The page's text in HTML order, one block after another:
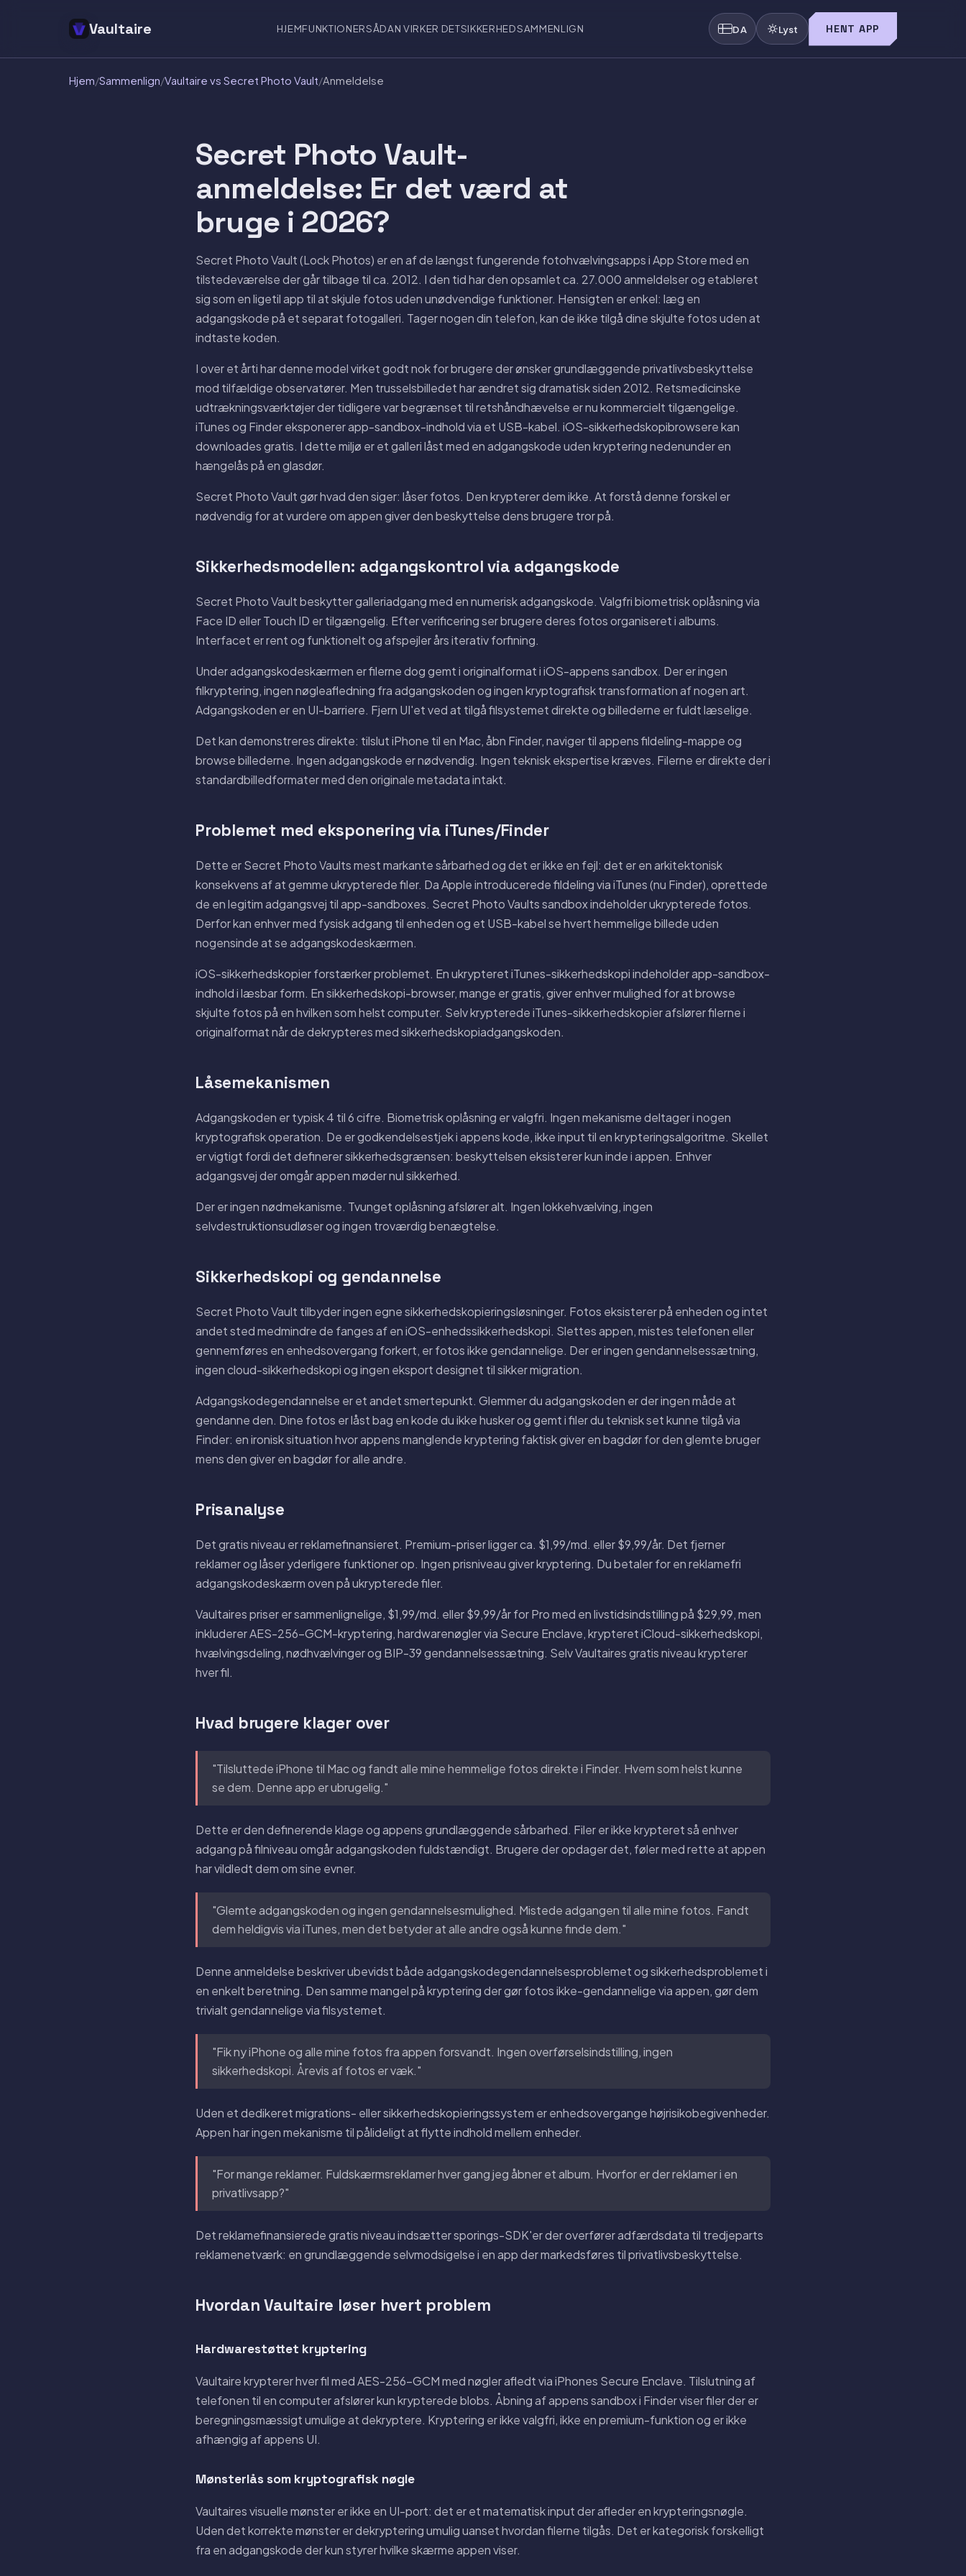
Vaultaire HJEMFUNKTIONERSÅDAN VIRKER DETSIKKERHEDSAMMENLIGN DA Lyst HENT APP
Hjem/Sammenlign/Vaultaire vs Secret Photo Vault/Anmeldelse
Secret Photo Vault-
anmeldelse: Er det værd at
bruge i 2026?
Secret Photo Vault (Lock Photos) er en af de længst fungerende fotohvælvingsapps i App Store med en
tilstedeværelse der går tilbage til ca. 2012. I den tid har den opsamlet ca. 27.000 anmeldelser og etableret
sig som en ligetil app til at skjule fotos uden unødvendige funktioner. Hensigten er enkel: læg en
adgangskode på et separat fotogalleri. Tager nogen din telefon, kan de ikke tilgå dine skjulte fotos uden at
indtaste koden.
I over et årti har denne model virket godt nok for brugere der ønsker grundlæggende privatlivsbeskyttelse
mod tilfældige observatører. Men trusselsbilledet har ændret sig dramatisk siden 2012. Retsmedicinske
udtrækningsværktøjer der tidligere var begrænset til retshåndhævelse er nu kommercielt tilgængelige.
iTunes og Finder eksponerer app-sandbox-indhold via et USB-kabel. iOS-sikkerhedskopibrowsere kan
downloades gratis. I dette miljø er et galleri låst med en adgangskode uden kryptering nedenunder en
hængelås på en glasdør.
Secret Photo Vault gør hvad den siger: låser fotos. Den krypterer dem ikke. At forstå denne forskel er
nødvendig for at vurdere om appen giver den beskyttelse dens brugere tror på.
Sikkerhedsmodellen: adgangskontrol via adgangskode
Secret Photo Vault beskytter galleriadgang med en numerisk adgangskode. Valgfri biometrisk oplåsning via
Face ID eller Touch ID er tilgængelig. Efter verificering ser brugere deres fotos organiseret i albums.
Interfacet er rent og funktionelt og afspejler års iterativ forfining.
Under adgangskodeskærmen er filerne dog gemt i originalformat i iOS-appens sandbox. Der er ingen
filkryptering, ingen nøgleafledning fra adgangskoden og ingen kryptografisk transformation af nogen art.
Adgangskoden er en UI-barriere. Fjern UI'et ved at tilgå filsystemet direkte og billederne er fuldt læselige.
Det kan demonstreres direkte: tilslut iPhone til en Mac, åbn Finder, naviger til appens fildeling-mappe og
browse billederne. Ingen adgangskode er nødvendig. Ingen teknisk ekspertise kræves. Filerne er direkte der i
standardbilledformater med den originale metadata intakt.
Problemet med eksponering via iTunes/Finder
Dette er Secret Photo Vaults mest markante sårbarhed og det er ikke en fejl: det er en arkitektonisk
konsekvens af at gemme ukrypterede filer. Da Apple introducerede fildeling via iTunes (nu Finder), oprettede
de en legitim adgangsvej til app-sandboxes. Secret Photo Vaults sandbox indeholder ukrypterede fotos.
Derfor kan enhver med fysisk adgang til enheden og et USB-kabel se hvert hemmelige billede uden
nogensinde at se adgangskodeskærmen.
iOS-sikkerhedskopier forstærker problemet. En ukrypteret iTunes-sikkerhedskopi indeholder app-sandbox-
indhold i læsbar form. En sikkerhedskopi-browser, mange er gratis, giver enhver mulighed for at browse
skjulte fotos på en hvilken som helst computer. Selv krypterede iTunes-sikkerhedskopier afslører filerne i
originalformat når de dekrypteres med sikkerhedskopiadgangskoden.
Låsemekanismen
Adgangskoden er typisk 4 til 6 cifre. Biometrisk oplåsning er valgfri. Ingen mekanisme deltager i nogen
kryptografisk operation. De er godkendelsestjek i appens kode, ikke input til en krypteringsalgoritme. Skellet
er vigtigt fordi det definerer sikkerhedsgrænsen: beskyttelsen eksisterer kun inde i appen. Enhver
adgangsvej der omgår appen møder nul sikkerhed.
Der er ingen nødmekanisme. Tvunget oplåsning afslører alt. Ingen lokkehvælving, ingen
selvdestruktionsudløser og ingen troværdig benægtelse.
Sikkerhedskopi og gendannelse
Secret Photo Vault tilbyder ingen egne sikkerhedskopieringsløsninger. Fotos eksisterer på enheden og intet
andet sted medmindre de fanges af en iOS-enhedssikkerhedskopi. Slettes appen, mistes telefonen eller
gennemføres en enhedsovergang forkert, er fotos ikke gendannelige. Der er ingen gendannelsessætning,
ingen cloud-sikkerhedskopi og ingen eksport designet til sikker migration.
Adgangskodegendannelse er et andet smertepunkt. Glemmer du adgangskoden er der ingen måde at
gendanne den. Dine fotos er låst bag en kode du ikke husker og gemt i filer du teknisk set kunne tilgå via
Finder: en ironisk situation hvor appens manglende kryptering faktisk giver en bagdør for den glemte bruger
mens den giver en bagdør for alle andre.
Prisanalyse
Det gratis niveau er reklamefinansieret. Premium-priser ligger ca. $1,99/md. eller $9,99/år. Det fjerner
reklamer og låser yderligere funktioner op. Ingen prisniveau giver kryptering. Du betaler for en reklamefri
adgangskodeskærm oven på ukrypterede filer.
Vaultaires priser er sammenlignelige, $1,99/md. eller $9,99/år for Pro med en livstidsindstilling på $29,99, men
inkluderer AES-256-GCM-kryptering, hardwarenøgler via Secure Enclave, krypteret iCloud-sikkerhedskopi,
hvælvingsdeling, nødhvælvinger og BIP-39 gendannelsessætning. Selv Vaultaires gratis niveau krypterer
hver fil.
Hvad brugere klager over
"Tilsluttede iPhone til Mac og fandt alle mine hemmelige fotos direkte i Finder. Hvem som helst kunne
se dem. Denne app er ubrugelig."
Dette er den definerende klage og appens grundlæggende sårbarhed. Filer er ikke krypteret så enhver
adgang på filniveau omgår adgangskoden fuldstændigt. Brugere der opdager det, føler med rette at appen
har vildledt dem om sine evner.
"Glemte adgangskoden og ingen gendannelsesmulighed. Mistede adgangen til alle mine fotos. Fandt
dem heldigvis via iTunes, men det betyder at alle andre også kunne finde dem."
Denne anmeldelse beskriver ubevidst både adgangskodegendannelsesproblemet og sikkerhedsproblemet i
en enkelt beretning. Den samme mangel på kryptering der gør fotos ikke-gendannelige via appen, gør dem
trivialt gendannelige via filsystemet.
"Fik ny iPhone og alle mine fotos fra appen forsvandt. Ingen overførselsindstilling, ingen
sikkerhedskopi. Årevis af fotos er væk."
Uden et dedikeret migrations- eller sikkerhedskopieringssystem er enhedsovergange højrisikobegivenheder.
Appen har ingen mekanisme til pålideligt at flytte indhold mellem enheder.
"For mange reklamer. Fuldskærmsreklamer hver gang jeg åbner et album. Hvorfor er der reklamer i en
privatlivsapp?"
Det reklamefinansierede gratis niveau indsætter sporings-SDK'er der overfører adfærdsdata til tredjeparts
reklamenetværk: en grundlæggende selvmodsigelse i en app der markedsføres til privatlivsbeskyttelse.
Hvordan Vaultaire løser hvert problem
Hardwarestøttet kryptering
Vaultaire krypterer hver fil med AES-256-GCM med nøgler afledt via iPhones Secure Enclave. Tilslutning af
telefonen til en computer afslører kun krypterede blobs. Åbning af appens sandbox i Finder viser filer der er
beregningsmæssigt umulige at dekryptere. Kryptering er ikke valgfri, ikke en premium-funktion og er ikke
afhængig af appens UI.
Mønsterlås som kryptografisk nøgle
Vaultaires visuelle mønster er ikke en UI-port: det er et matematisk input der afleder en krypteringsnøgle.
Uden det korrekte mønster er dekryptering umulig uanset hvordan filerne tilgås. Det er kategorisk forskelligt
fra en adgangskode der kun styrer hvilke skærme appen viser.